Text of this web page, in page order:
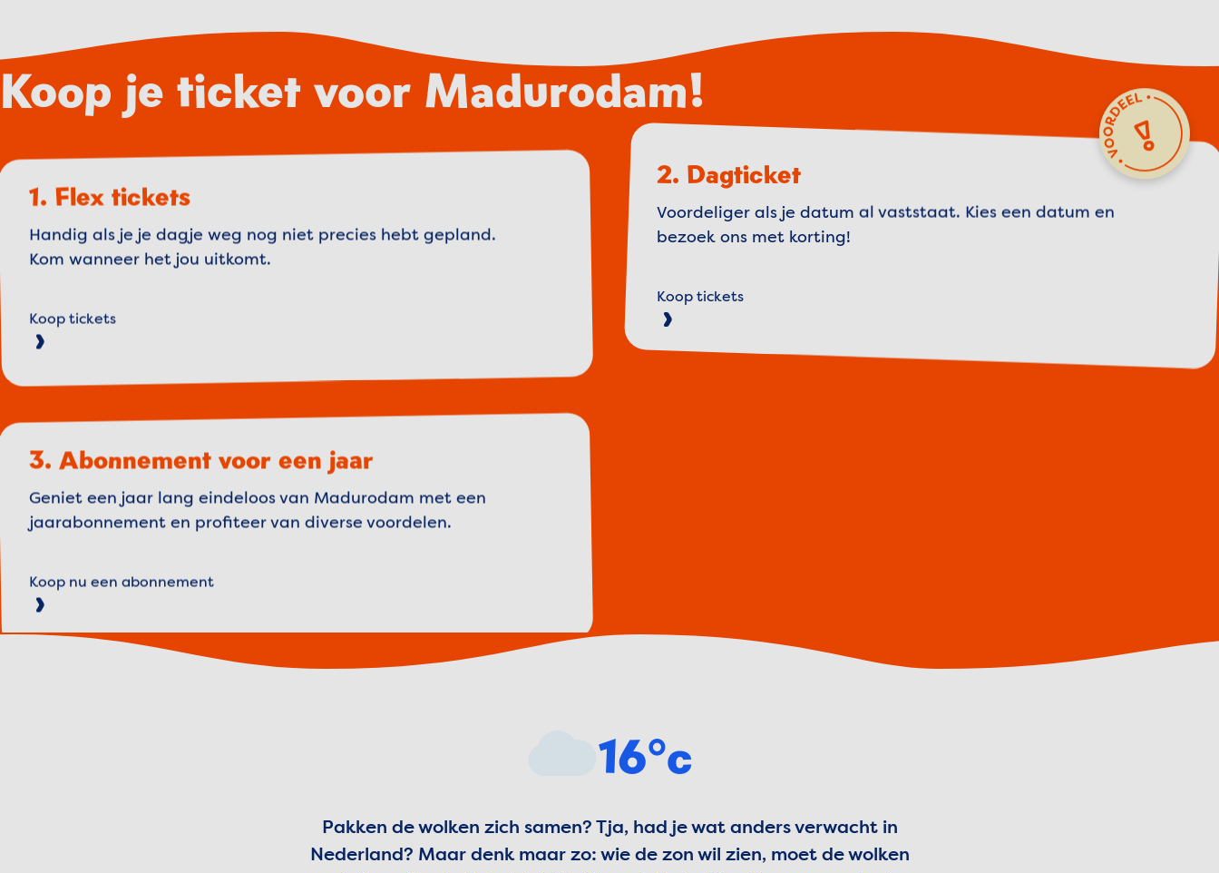
Koop je ticket voor Madurodam!
1. Flex tickets
Handig als je je dagje weg nog niet precies hebt gepland.
Kom wanneer het jou uitkomt.
Koop tickets
2. Dagticket
Voordeliger als je datum al vaststaat. Kies een datum en
bezoek ons met korting!
Koop tickets
3. Abonnement voor een jaar
Geniet een jaar lang eindeloos van Madurodam met een
jaarabonnement en profiteer van diverse voordelen.
Koop nu een abonnement
16°c
Pakken de wolken zich samen? Tja, had je wat anders verwacht in
Nederland? Maar denk maar zo: wie de zon wil zien, moet de wolken